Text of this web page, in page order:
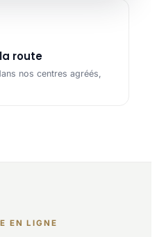
route
nos centres agréés,
EN LIGNE